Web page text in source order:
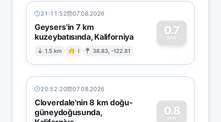
21:11:52 07.08.2026
Geysers'in 7 km
kuzeybatısında, Kaliforniya
1.5 km I 38.83, -122.81
0.7
MW
0
20:52:20 07.08.2026
Cloverdale'nin 8 km doğu-
güneydoğusunda,
0.8
MW